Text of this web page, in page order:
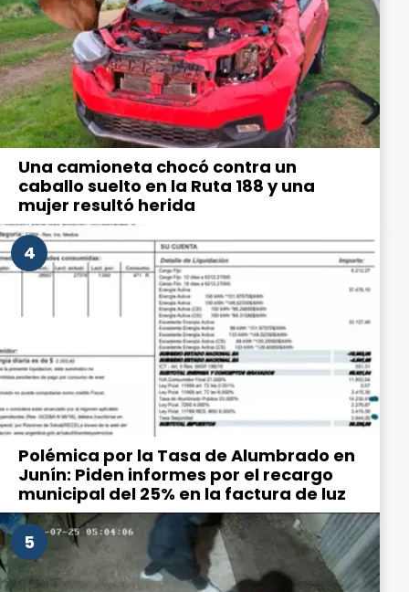
Una camioneta chocó contra un
caballo suelto en la Ruta 188 y una
mujer resultó herida
4
Polémica por la Tasa de Alumbrado en
Junín: Piden informes por el recargo
municipal del 25% en la factura de luz
5